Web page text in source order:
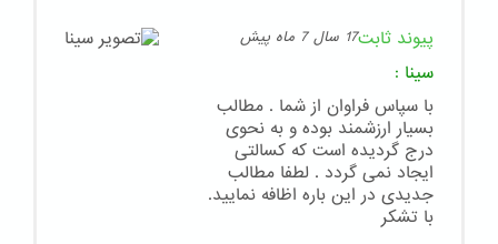
پیوند ثابت17 سال 7 ماه پیش
سینا :
با سپاس فراوان از شما . مطالب
بسیار ارزشمند بوده و به نحوی
درج گردیده است که کسالتی
ایجاد نمی گردد . لطفا مطالب
جدیدی در این باره اظافه نمایید.
با تشکر